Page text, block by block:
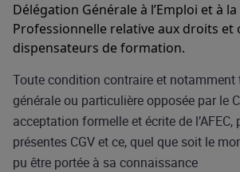
Délégation Générale à l’Emploi et à
Professionnelle relative aux droits et
dispensateurs de formation.
Toute condition contraire et
générale ou particulière opposée par le
acceptation formelle et écrite de
présentes CGV et ce, quel que soit le
pu être portée à sa connaissance